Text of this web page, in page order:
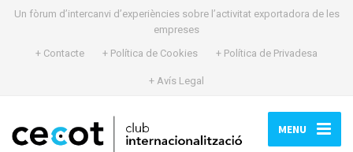
Un fòrum d’intercanvi d’experiències sobre l’activitat exportadora de les
empreses
+ Contacte
+ Política de Cookies + Política de Privadesa
+ Avís Legal
MENU